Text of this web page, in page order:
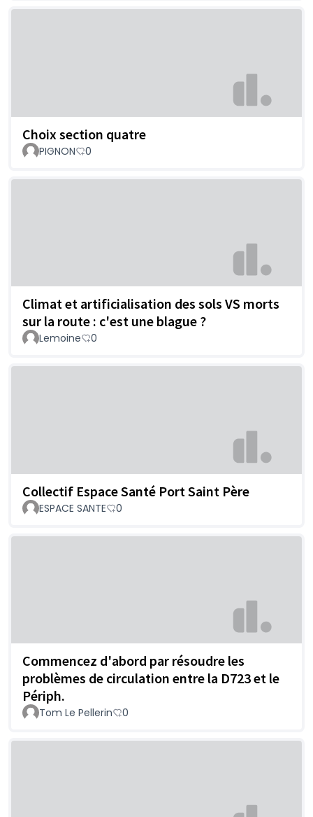
Choix section quatre
PIGNON 0
Climat et artificialisation des sols VS morts
sur la route : c'est une blague ?
Lemoine 0
Collectif Espace Santé Port Saint Père
ESPACE SANTE 0
Commencez d'abord par résoudre les
problèmes de circulation entre la D723 et le
Périph.
Tom Le Pellerin 0